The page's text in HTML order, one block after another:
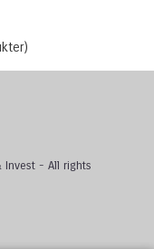
Invest - All rights